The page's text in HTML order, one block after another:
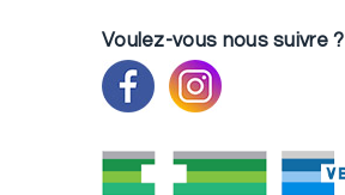
Voulez-vous nous suivre ?